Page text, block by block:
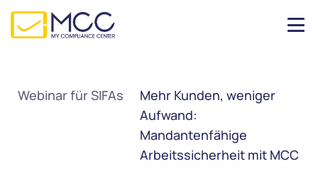
Webinar für SIFAs
Mehr Kunden, weniger
Aufwand:
Mandantenfähige
Arbeitssicherheit mit MCC